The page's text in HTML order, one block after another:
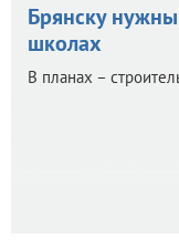
Брянску
школах
В планах –